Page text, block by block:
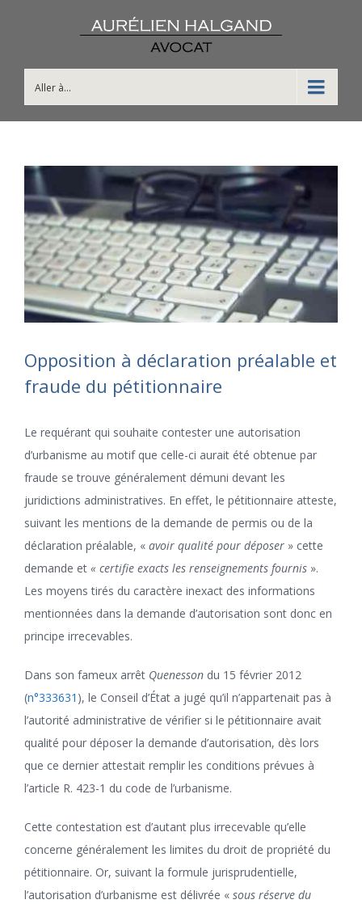
Aller à...
Opposition à déclaration préalable et
fraude du pétitionnaire
Le requérant qui souhaite contester une autorisation
d’urbanisme au motif que celle-ci aurait été obtenue par
fraude se trouve généralement démuni devant les
juridictions administratives. En effet, le pétitionnaire atteste,
suivant les mentions de la demande de permis ou de la
déclaration préalable, « avoir qualité pour déposer » cette
demande et « certifie exacts les renseignements fournis ».
Les moyens tirés du caractère inexact des informations
mentionnées dans la demande d’autorisation sont donc en
principe irrecevables.
Dans son fameux arrêt Quenesson du 15 février 2012
(n°333631 ), le Conseil d’État a jugé qu’il n’appartenait pas à
l’autorité administrative de vérifier si le pétitionnaire avait
qualité pour déposer la demande d’autorisation, dès lors
que ce dernier attestait remplir les conditions prévues à
l’article R. 423-1 du code de l’urbanisme.
Cette contestation est d’autant plus irrecevable qu’elle
concerne généralement les limites du droit de propriété du
pétitionnaire. Or, suivant la formule jurisprudentielle,
l’autorisation d’urbanisme est délivrée « sous réserve du